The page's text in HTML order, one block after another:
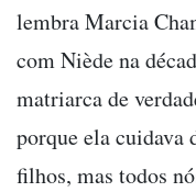
lembra Marcia
com Niède na
matriarca de
porque ela cuidava
filhos, mas todos